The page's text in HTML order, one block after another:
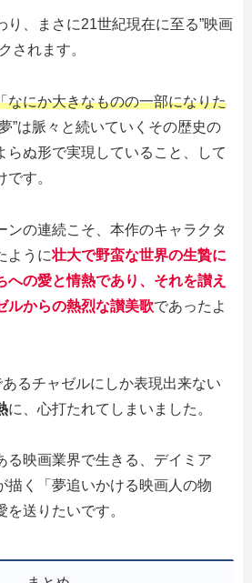
り、まさに21世紀現在に至る”映画
されます。
なにか大きなものの一部になりた
”は脈々と続いていくその歴史の
らぬ形で実現していること、して
す。
ンの連続こそ、本作のキャラクタ
ように壮大で野蛮な世界の生贄に
への愛と情熱であり、それを讃え
ルからの熱烈な讃美歌であったよ
あるチャゼルにしか表現出来ない
に、心打たれてしまいました。
る映画業界で生きる、デイミア
描く「夢追いかける映画人の物
送りたいです。